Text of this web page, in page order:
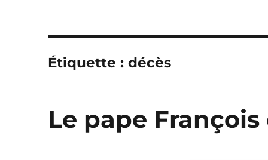
Étiquette :décès
Le pape